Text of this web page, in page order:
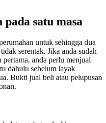
satu masa
untuk sehingga dua
serentak. Jika anda sudah
anda perlu menjual
dahulu sebelum layak
Bukti jual beli atau pelupusan